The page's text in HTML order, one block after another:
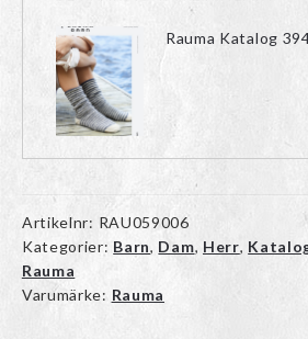
Rauma Katalog
Artikelnr: RAU059006
Kategorier: Barn, Dam, Herr,
Rauma
Varumärke: Rauma